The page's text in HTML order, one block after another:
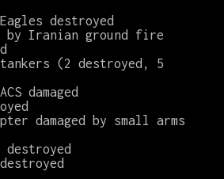
destroyed
by Iranian ground fire
(2 destroyed, 5
damaged
damaged by small arms
destroyed